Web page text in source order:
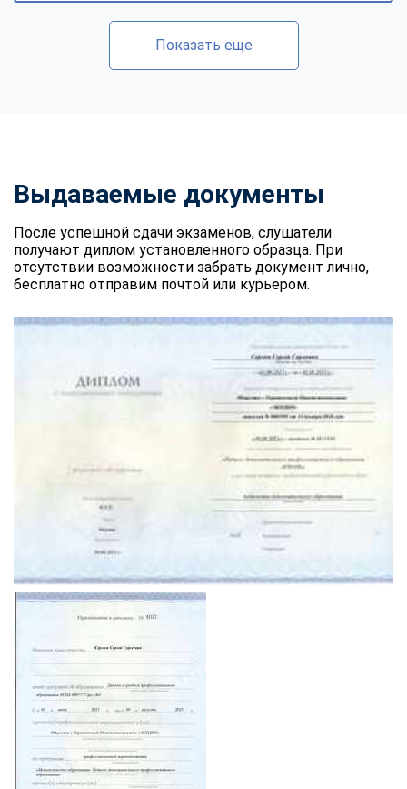
Показать еще
Выдаваемые документы
После успешной сдачи экзаменов, слушатели
получают диплом установленного образца. При
отсутствии возможности забрать документ лично,
бесплатно отправим почтой или курьером.